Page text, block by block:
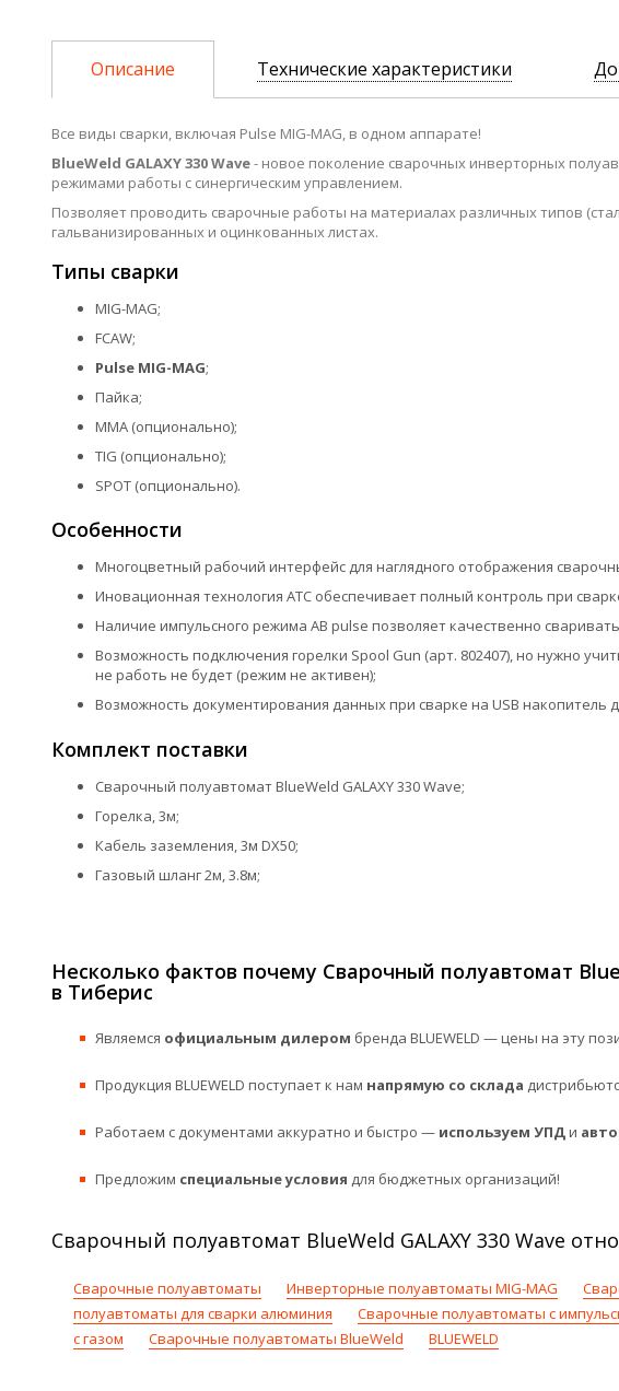
Cool 70 и тележкой
Описание Технические характеристики
Все виды сварки, включая Pulse MIG-MAG, в одном аппарате!
BlueWeld GALAXY 330 Wave- новое поколение сварочных инверторных
режимами работы с синергическим управлением.
Позволяет проводить сварочные работы на материалах различных типов
гальванизированных и оцинкованных листах.
Типы сварки
MIG-MAG;
FCAW;
Pulse MIG-MAG;
Пайка;
MMA (опционально);
TIG (опционально);
SPOT (опционально).
Особенности
Многоцветный рабочий интерфейс для наглядного отображения
Иновационная технология АТС обеспечивает полный контроль при
Наличие импульсного режима AB pulse позволяет качественно
Возможность подключения горелки Spool Gun (арт. 802407), но нужно
не работь не будет (режим не активен);
Возможность документирования данных при сварке на USB накопитель
Комплект поставки
Сварочный полуавтомат BlueWeld GALAXY 330 Wave;
Горелка, 3м;
Кабель заземления, 3м DX50;
Газовый шланг 2м, 3.8м;
Несколько фактов почему Сварочный полуавтомат
в Тиберис
Являемся официальным дилером бренда BLUEWELD — цены на эту
Продукция BLUEWELD поступает к нам напрямую со склада
Работаем с документами аккуратно и быстро — используем УПДи
Предложим специальные условия для бюджетных организаций!
Сварочный полуавтомат BlueWeld GALAXY 330 Wave
Сварочные полуавтоматы Инверторные полуавтоматы MIG-MAG
полуавтоматы для сварки алюминия
Сварочные полуавтоматы с
с газом
Сварочные полуавтоматы BlueWeld BLUEWELD